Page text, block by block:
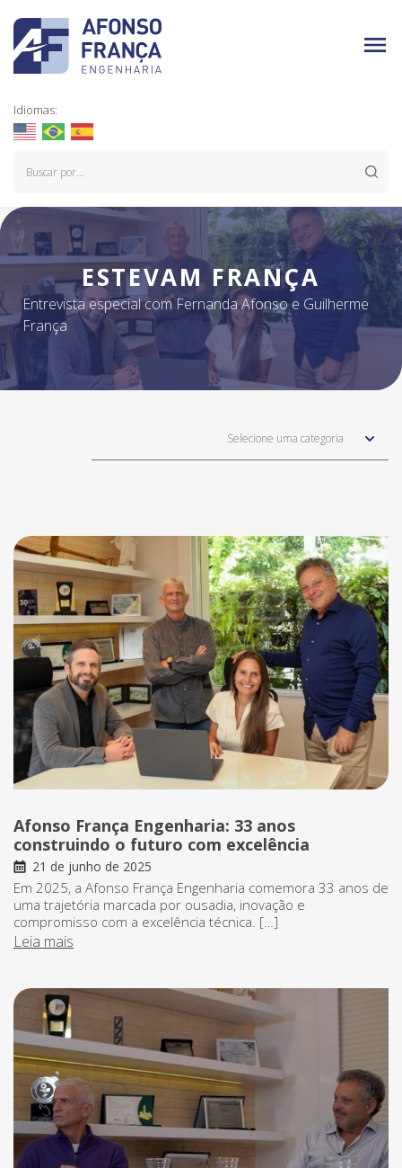
Idiomas:
ESTEVAM FRANÇA
Entrevista especial com Fernanda Afonso e Guilherme
França
Selecione uma categoria
Afonso França Engenharia: 33 anos
construindo o futuro com excelência
21 de junho de 2025
Em 2025, a Afonso França Engenharia comemora 33 anos de
uma trajetória marcada por ousadia, inovação e
compromisso com a excelência técnica. […]
Leia mais